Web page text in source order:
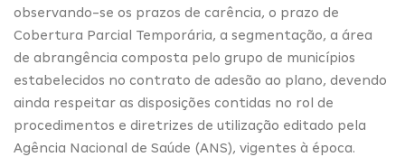
observando-se os prazos de carência, o prazo de
Cobertura Parcial Temporária, a segmentação, a área
de abrangência composta pelo grupo de municípios
estabelecidos no contrato de adesão ao plano, devendo
ainda respeitar as disposições contidas no rol de
procedimentos e diretrizes de utilização editado pela
Agência Nacional de Saúde (ANS), vigentes à época.